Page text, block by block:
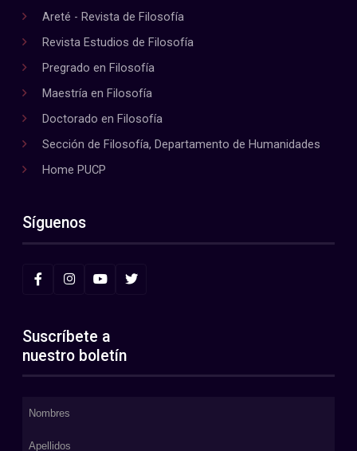
Areté - Revista de Filosofía
Revista Estudios de Filosofía
Pregrado en Filosofía
Maestría en Filosofía
Doctorado en Filosofía
Sección de Filosofía, Departamento de Humanidades
Home PUCP
Síguenos
Suscríbete a
nuestro boletín